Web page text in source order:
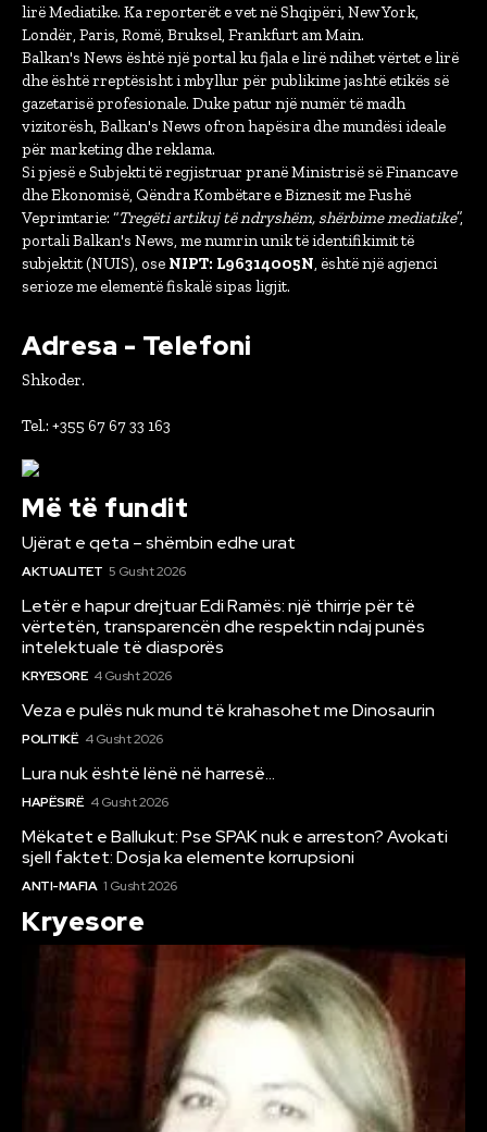
lirë Mediatike. Ka reporterët e vet në Shqipëri, New York,
Londër, Paris, Romë, Bruksel, Frankfurt am Main.
Balkan's News është një portal ku fjala e lirë ndihet vërtet e lirë
dhe është rreptësisht i mbyllur për publikime jashtë etikës së
gazetarisë profesionale. Duke patur një numër të madh
vizitorësh, Balkan's News ofron hapësira dhe mundësi ideale
për marketing dhe reklama.
Si pjesë e Subjekti të regjistruar pranë Ministrisë së Financave
dhe Ekonomisë, Qëndra Kombëtare e Biznesit me Fushë
Veprimtarie: “Tregëti artikuj të ndryshëm, shërbime mediatike”,
portali Balkan's News, me numrin unik të identifikimit të
subjektit (NUIS), ose NIPT: L96314005N, është një agjenci
serioze me elementë fiskalë sipas ligjit.
Adresa - Telefoni
Shkoder.
Tel.: +355 67 67 33 163
Më të fundit
Ujërat e qeta – shëmbin edhe urat
AKTUALITET 5 Gusht 2026
Letër e hapur drejtuar Edi Ramës: një thirrje për të
vërtetën, transparencën dhe respektin ndaj punës
intelektuale të diasporës
KRYESORE 4 Gusht 2026
Veza e pulës nuk mund të krahasohet me Dinosaurin
POLITIKË 4 Gusht 2026
Lura nuk është lënë në harresë…
HAPËSIRË 4 Gusht 2026
Mëkatet e Ballukut: Pse SPAK nuk e arreston? Avokati
sjell faktet: Dosja ka elemente korrupsioni
ANTI-MAFIA 1 Gusht 2026
Kryesore